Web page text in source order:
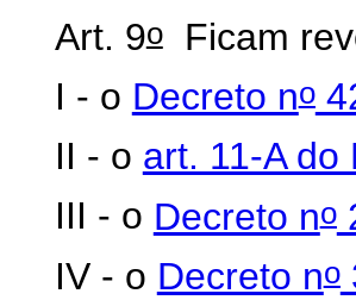
Art. 9oFicam
I - o Decreto no
II - o art. 11-A do
III - o Decreto no
IV - o Decreto no